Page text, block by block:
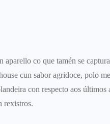
co que tamén se
cun sabor agridoce, polo
con respecto aos últimos
rexistros.